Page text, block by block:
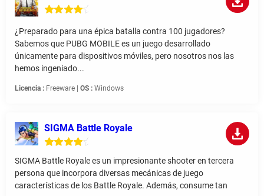
¿Preparado para una épica batalla contra 100 jugadores?
Sabemos que PUBG MOBILE es un juego desarrollado
únicamente para dispositivos móviles, pero nosotros nos las
hemos ingeniado...
Licencia : Freeware | OS : Windows
SIGMA Battle Royale
SIGMA Battle Royale es un impresionante shooter en tercera
persona que incorpora diversas mecánicas de juego
características de los Battle Royale. Además, consume tan